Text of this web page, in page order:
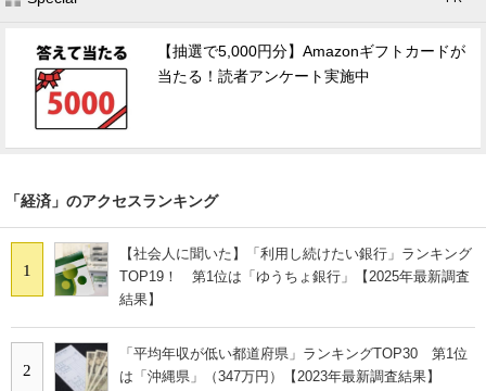
【抽選で5,000円分】Amazonギフトカードが
当たる！読者アンケート実施中
「経済」のアクセスランキング
1
【社会人に聞いた】「利用し続けたい銀行」ランキング
TOP19！ 第1位は「ゆうちょ銀行」【2025年最新調査
結果】
2
「平均年収が低い都道府県」ランキングTOP30 第1位
は「沖縄県」（347万円）【2023年最新調査結果】